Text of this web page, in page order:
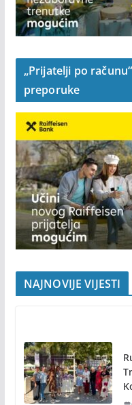
„Prijatelji po
preporuke
NAJNOVIJE VIJESTI